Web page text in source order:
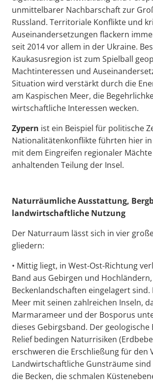
unmittelbarer Nachbarschaft zur
Russland. Territoriale Konflikte und
Auseinandersetzungen flackern
seit 2014 vor allem in der Ukraine.
Kaukasusregion ist zum Spielball
Machtinteressen und
Situation wird verstärkt durch die
am Kaspischen Meer, die
wirtschaftliche Interessen wecken.
Zypern ist ein Beispiel für politische
Nationalitätenkonflikte führten hier
mit dem Eingreifen regionaler
anhaltenden Teilung der Insel.
Naturräumliche Ausstattung,
landwirtschaftliche Nutzung
Der Naturraum lässt sich in vier
gliedern:
• Mittig liegt, in West-Ost-Richtung
Band aus Gebirgen und
Beckenlandschaften eingelagert sind.
Meer mit seinen zahlreichen Inseln,
Marmarameer und der Bosporus
dieses Gebirgsband. Der geologische
Relief bedingen Naturrisiken
erschweren die Erschließung für den
Landwirtschaftliche Gunsträume
die Becken, die schmalen